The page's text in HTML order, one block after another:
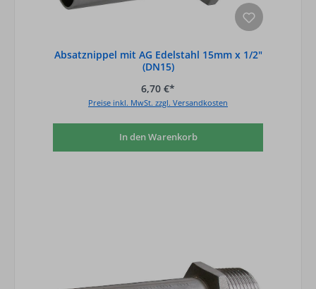
Absatznippel mit AG Edelstahl 15mm x 1/2"
(DN15)
6,70 €*
Preise inkl. MwSt. zzgl. Versandkosten
In den Warenkorb